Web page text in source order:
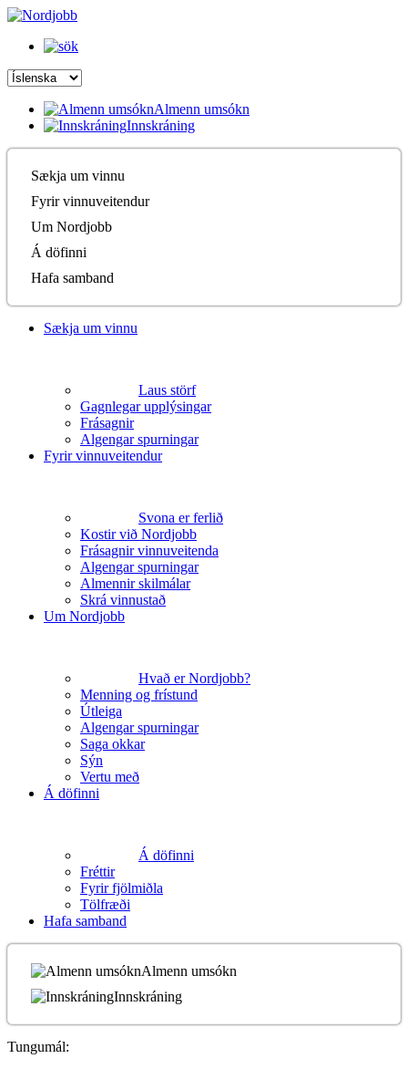
Almenn umsókn
Innskráning
Sækja um vinnu
Fyrir vinnuveitendur
Um Nordjobb
Á döfinni
Hafa samband
Sækja um vinnu
Laus störf
Gagnlegar upplýsingar
Frásagnir
Algengar spurningar
Fyrir vinnuveitendur
Svona er ferlið
Kostir við Nordjobb
Frásagnir vinnuveitenda
Algengar spurningar
Almennir skilmálar
Skrá vinnustað
Um Nordjobb
Hvað er Nordjobb?
Menning og frístund
Útleiga
Algengar spurningar
Saga okkar
Sýn
Vertu með
Á döfinni
Á döfinni
Fréttir
Fyrir fjölmiðla
Tölfræði
Hafa samband
Almenn umsókn
Innskráning
Tungumál: